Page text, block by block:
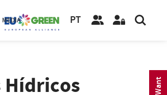
MEDIA PT
Hídricos I Want